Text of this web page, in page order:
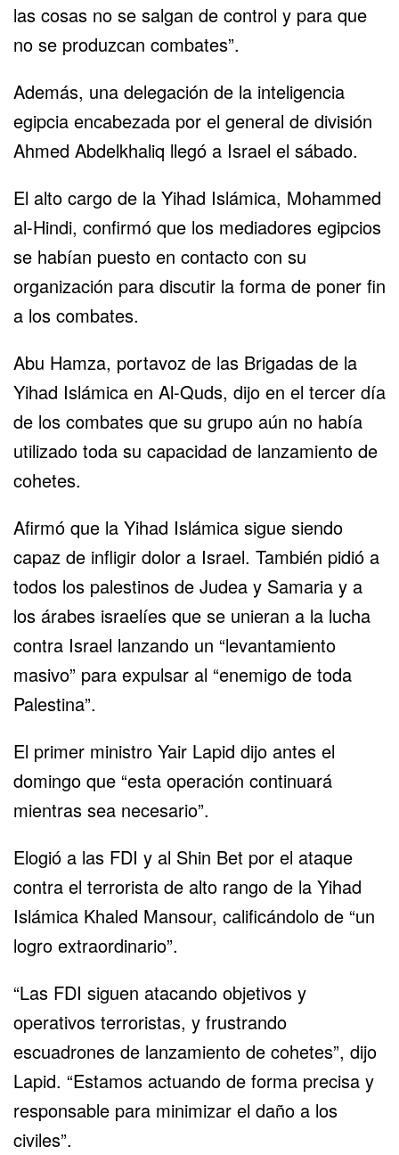
las cosas no se salgan de control y para que
no se produzcan combates”.
Además, una delegación de la inteligencia
egipcia encabezada por el general de división
Ahmed Abdelkhaliq llegó a Israel el sábado.
El alto cargo de la Yihad Islámica, Mohammed
al-Hindi, confirmó que los mediadores egipcios
se habían puesto en contacto con su
organización para discutir la forma de poner fin
a los combates.
Abu Hamza, portavoz de las Brigadas de la
Yihad Islámica en Al-Quds, dijo en el tercer día
de los combates que su grupo aún no había
utilizado toda su capacidad de lanzamiento de
cohetes.
Afirmó que la Yihad Islámica sigue siendo
capaz de infligir dolor a Israel. También pidió a
todos los palestinos de Judea y Samaria y a
los árabes israelíes que se unieran a la lucha
contra Israel lanzando un “levantamiento
masivo” para expulsar al “enemigo de toda
Palestina”.
El primer ministro Yair Lapid dijo antes el
domingo que “esta operación continuará
mientras sea necesario”.
Elogió a las FDI y al Shin Bet por el ataque
contra el terrorista de alto rango de la Yihad
Islámica Khaled Mansour, calificándolo de “un
logro extraordinario”.
“Las FDI siguen atacando objetivos y
operativos terroristas, y frustrando
escuadrones de lanzamiento de cohetes”, dijo
Lapid. “Estamos actuando de forma precisa y
responsable para minimizar el daño a los
civiles”.